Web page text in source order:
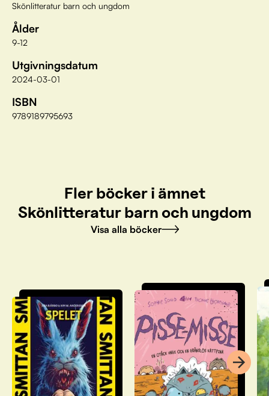
Skönlitteratur barn och ungdom
Ålder
9-12
Utgivningsdatum
2024-03-01
ISBN
9789189795693
Fler böcker i ämnet
Skönlitteratur barn och ungdom
Visa alla böcker